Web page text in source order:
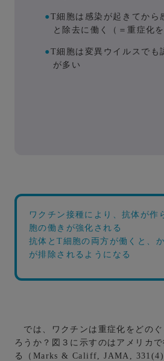
● T細胞は感染が起きてから
と除去に働く（＝重症化を
● T細胞は変異ウイルスでも
が多い
ワクチン接種により、抗体が作
胞の働きが強化される
抗体とT細胞の両方が働くと、
が排除されるようになる
では、ワクチンは重症化をどの
ろうか？図３に示すのはアメリカ
る（Marks & Califf, JAMA,